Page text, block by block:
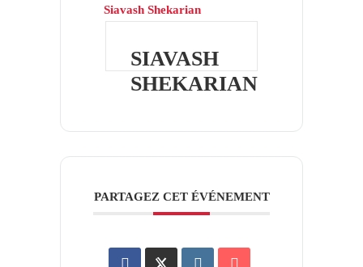
Siavash Shekarian
SIAVASH
SHEKARIAN
PARTAGEZ CET ÉVÉNEMENT